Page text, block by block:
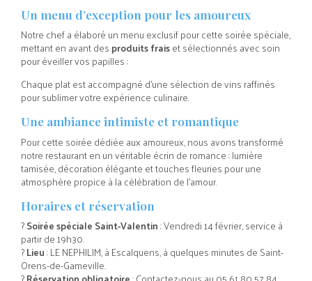
Un menu d’exception pour les amoureux
Notre chef a élaboré un menu exclusif pour cette soirée spéciale,
mettant en avant des produits fraiset sélectionnés avec soin
pour éveiller vos papilles :
Chaque plat est accompagné d’une sélection de vins raffinés
pour sublimer votre expérience culinaire.
Une ambiance intimiste et romantique
Pour cette soirée dédiée aux amoureux, nous avons transformé
notre restaurant en un véritable écrin de romance : lumière
tamisée, décoration élégante et touches fleuries pour une
atmosphère propice à la célébration de l’amour.
Horaires et réservation
?Soirée spéciale Saint-Valentin: Vendredi 14 février, service à
partir de 19h30.
?Lieu: LE NEPHILIM, à Escalquens, à quelques minutes de Saint-
Orens-de-Gameville.